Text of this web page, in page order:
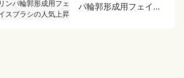
パ輪郭形成用フェイス